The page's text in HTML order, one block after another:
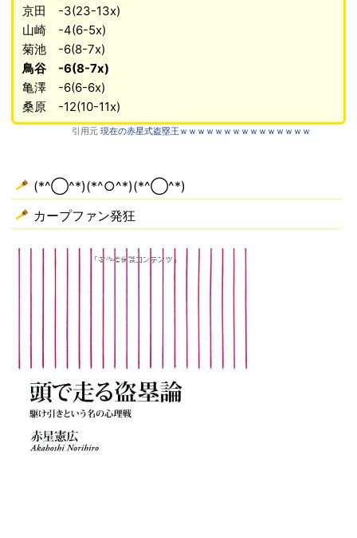
京田 -3(23-13x)
山崎 -4(6-5x)
菊池 -6(8-7x)
鳥谷 -6(8-7x)
亀澤 -6(6-6x)
桑原 -12(10-11x)
引用元 現在の赤星式盗塁王ｗｗｗｗｗｗｗｗｗｗｗｗｗｗｗ
(*^◯^*)(*^○^*)(*^◯^*)
カープファン発狂